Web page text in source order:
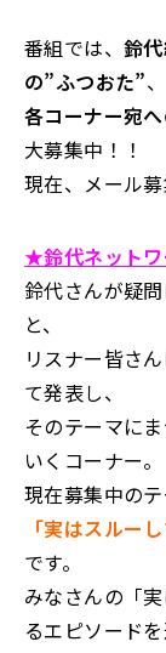
番組では、 鈴
の”ふつおた”、
各コーナー宛
大募集中！！
現在、メール
★鈴代ネットワ
鈴代さんが疑
と、
リスナー皆さ
て発表し、
そのテーマに
いくコーナー。
現在募集中の
「実はスルー
です。
みなさんの「
るエピソード